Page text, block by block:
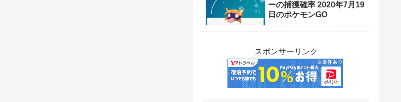
ーの捕獲確率 2020年7月19
日のポケモンGO
スポンサーリンク